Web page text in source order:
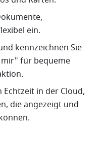
ein.
kennzeichnen Sie
für bequeme
Echtzeit in der Cloud,
die angezeigt und